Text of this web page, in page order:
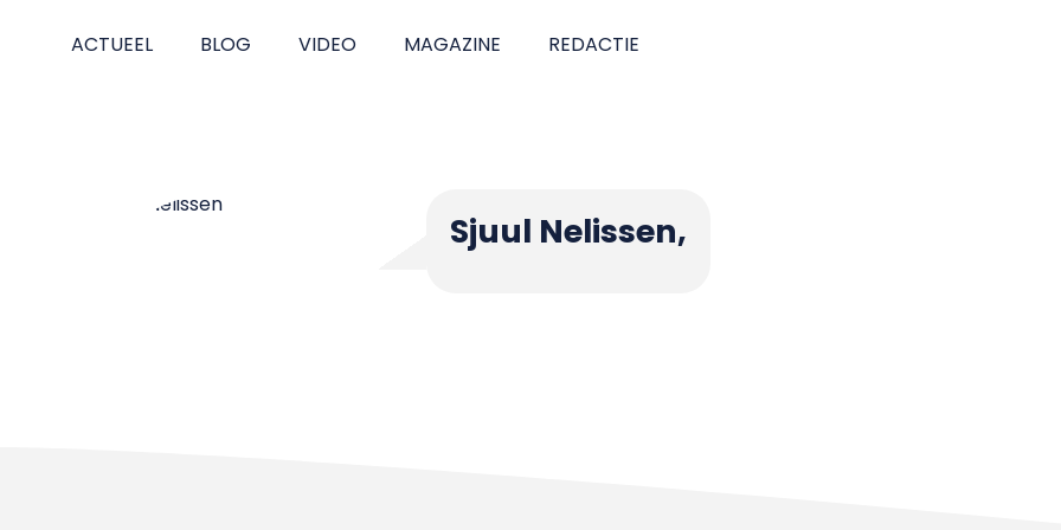
ACTUEEL BLOG VIDEO MAGAZINE REDACTIE
Sjuul Nelissen,